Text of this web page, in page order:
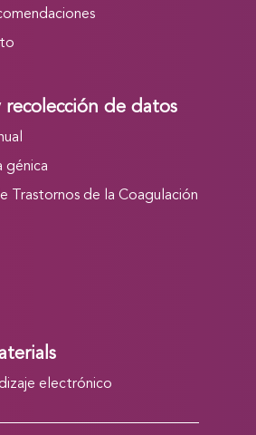
recolección de datos
génica
Trastornos de la Coagulación
electrónico